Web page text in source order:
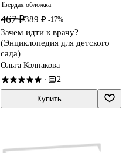
Твердая обложка
467 ₽389 ₽ -17%
Зачем идти к врачу?
(Энциклопедия для детского
сада)
Ольга Колпакова
· 2
Купить